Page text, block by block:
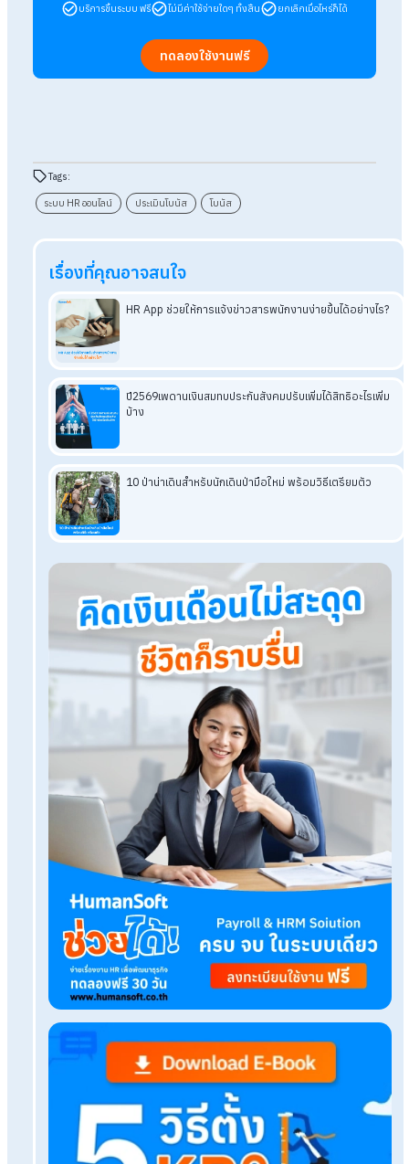
Q: KPI Profile ช่วยเรื่องประเมินโบนัสยังไง?
A: ช่วยเก็บสถิติพฤติกรรมพนักงานตลอดทั้งปีให้อัตโนมัติ ทำใ
ประเมินผลได้แม่นยำและเป็นธรรม
A: วัดได้รอบด้านครับ ทั้งเวลาเข้า-ออกงาน, จำนวนวันลา, การ
อบรม, หรือแม้แต่ยอดขายก็ตั้งค่าให้นำมาคำนวณคะแนนได้
อ่านบทความที่เกี่ยวข้องเพิ่มเติม
ไขข้อสงสัย KPIs for HR คืออะไร มีอะไรบ้าง พร้อมตัวอย่าง
แจกฟรี! E-Book 5
ประเมิน KPI
จัดการเงินโบนัส (Bonus)ให้พนักงานง่าย ๆ ด้วย HR
โบนัสสิ้นปี สวัสดิการสร้างแรงจูงใจและรักษาคนเก่งในองค์กร
ทดลองใช้ฟรี 30 วัน ครบทุกฟังก์ชัน
บริการขึ้นระบบ ฟรี ไม่มีค่าใช้จ่ายใดๆ ทั้งสิ้น ยกเลิกเมื่อไหร่ก็ได้
ทดลองใช้งานฟรี
Tags:
ระบบ HR ออนไลน์ ประเมินโบนัส โบนัส
เรื่องที่คุณอาจสนใจ
HR App ช่วยให้การแจ้งข่าวสารพนักงานง่ายขึ้นได้อ
ปี2569เพดานเงินสมทบประกันสังคมปรับเพิ่มได้สิทธิอ
บ้าง
10 ป่าน่าเดินสำหรับนักเดินป่ามือใหม่ พร้อมวิธีเตรีย